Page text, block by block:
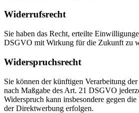
Widerrufsrecht
Sie haben das Recht, erteilte
DSGVO mit Wirkung für die Zukunft zu
Widerspruchsrecht
Sie können der künftigen Verarbeitung
nach Maßgabe des Art. 21 DSGVO
Widerspruch kann insbesondere gegen
der Direktwerbung erfolgen.